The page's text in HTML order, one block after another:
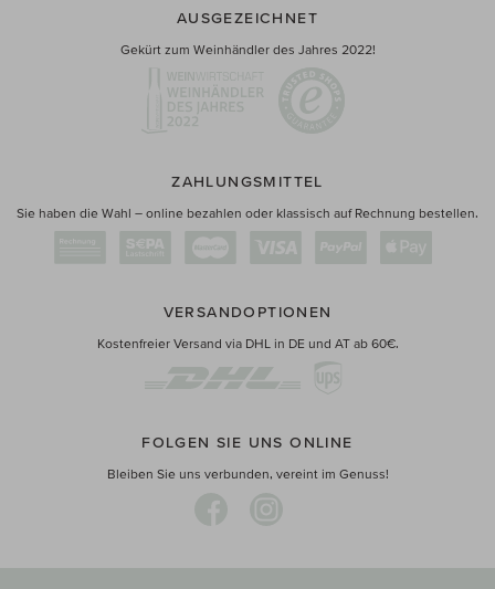
AUSGEZEICHNET
Gekürt zum Weinhändler des Jahres 2022!
ZAHLUNGSMITTEL
Sie haben die Wahl – online bezahlen oder klassisch auf Rechnung bestellen.
VERSANDOPTIONEN
Kostenfreier Versand via DHL in DE und AT ab 60€.
FOLGEN SIE UNS ONLINE
Bleiben Sie uns verbunden, vereint im Genuss!